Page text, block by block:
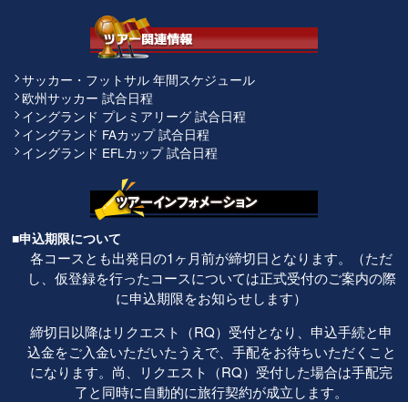
サッカー・フットサル 年間スケジュール
欧州サッカー 試合日程
イングランド プレミアリーグ 試合日程
イングランド FAカップ 試合日程
イングランド EFLカップ 試合日程
■申込期限について
各コースとも出発日の1ヶ月前が締切日となります。（ただ
し、仮登録を行ったコースについては正式受付のご案内の際
に申込期限をお知らせします）
締切日以降はリクエスト（RQ）受付となり、申込手続と申
込金をご入金いただいたうえで、手配をお待ちいただくこと
になります。尚、リクエスト（RQ）受付した場合は手配完
了と同時に自動的に旅行契約が成立します。